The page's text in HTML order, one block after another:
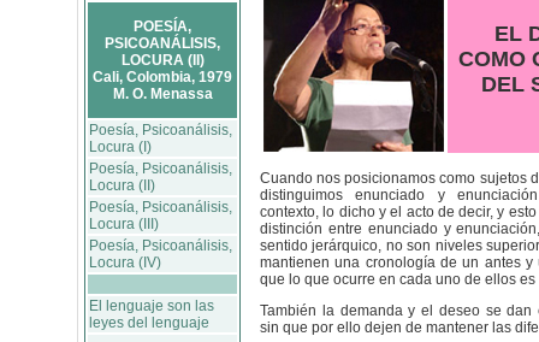
POESÍA,
PSICOANÁLISIS,
LOCURA (II)
Cali, Colombia, 1979
M. O. Menassa
Poesía, Psicoanálisis,
Locura (I)
Poesía, Psicoanálisis,
Locura (II)
Poesía, Psicoanálisis,
Locura (III)
Poesía, Psicoanálisis,
Locura (IV)
El lenguaje son las
leyes del lenguaje
EL
COMO
DEL
Cuando nos posicionamos como sujetos
distinguimos enunciado y
contexto, lo dicho y el acto de decir, y
distinción entre enunciado y
sentido jerárquico, no son niveles
mantienen una cronología de un antes y
que lo que ocurre en cada uno de ellos
También la demanda y el deseo se dan
sin que por ello dejen de mantener las